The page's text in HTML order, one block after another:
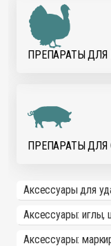
ПРЕПАРАТЫ
ПРЕПАРАТЫ ДЛЯ
Аксессуары для
Аксессуары: иглы,
Аксессуары: